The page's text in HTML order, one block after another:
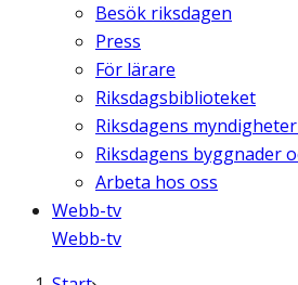
Besök riksdagen
Press
För lärare
Riksdagsbiblioteket
Riksdagens
Riksdagens byggnader
Arbeta hos oss
Webb-tv
Webb-tv